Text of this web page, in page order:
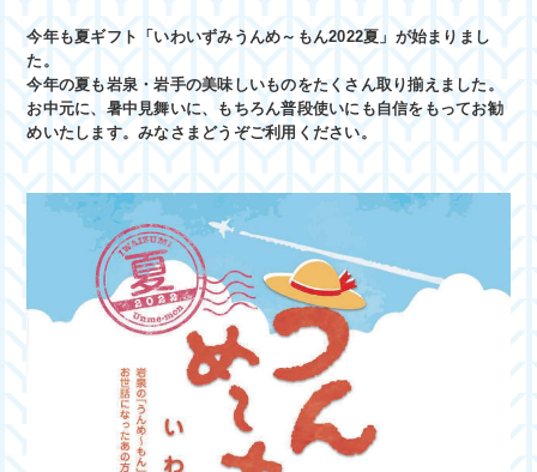
今年も夏ギフト「いわいずみうんめ～もん2022夏」が始まりまし
た。
今年の夏も岩泉・岩手の美味しいものをたくさん取り揃えました。
お中元に、暑中見舞いに、もちろん普段使いにも自信をもってお勧
めいたします。みなさまどうぞご利用ください。